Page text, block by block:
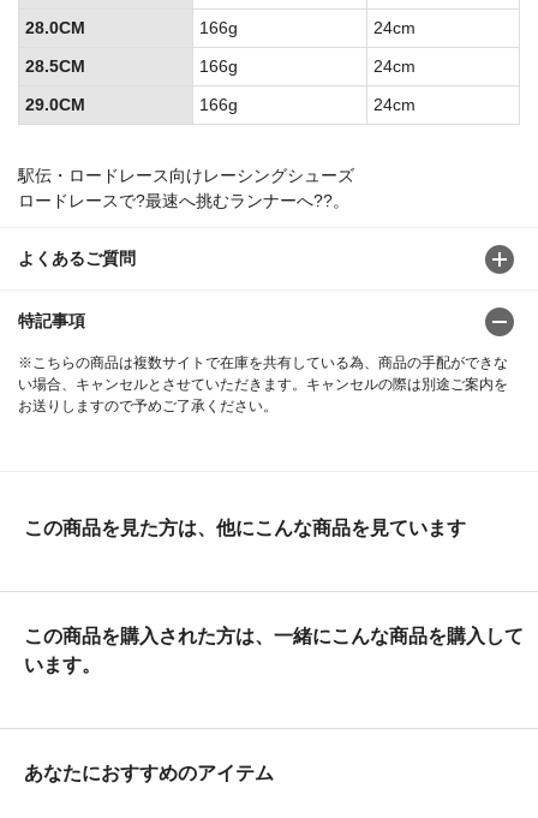
駅伝・ロードレース向けレーシングシューズ
ロードレースで?最速へ挑むランナーへ??。
よくあるご質問
特記事項
※こちらの商品は複数サイトで在庫を共有している為、商品の手配ができな
い場合、キャンセルとさせていただきます。キャンセルの際は別途ご案内を
お送りしますので予めご了承ください。
28.0CM
166g
24cm
28.5CM
166g
24cm
29.0CM
166g 24cm
この商品を見た方は、他にこんな商品を見ています
この商品を購入された方は、一緒にこんな商品を購入して
います。
あなたにおすすめのアイテム